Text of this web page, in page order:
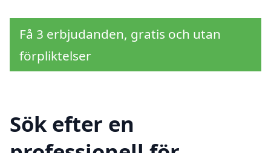
Få 3 erbjudanden, gratis och utan
förpliktelser
Sök efter en